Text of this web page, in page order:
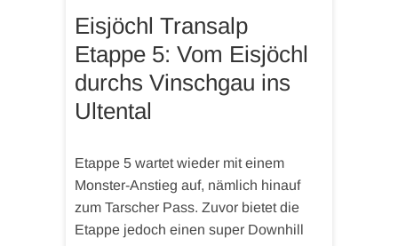
Eisjöchl Transalp
Etappe 5: Vom Eisjöchl
durchs Vinschgau ins
Ultental
Etappe 5 wartet wieder mit einem
Monster-Anstieg auf, nämlich hinauf
zum Tarscher Pass. Zuvor bietet die
Etappe jedoch einen super Downhill